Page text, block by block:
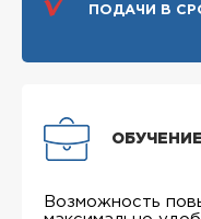
ПОДАЧИ В
Возможность